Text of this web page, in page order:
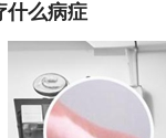
什么病症